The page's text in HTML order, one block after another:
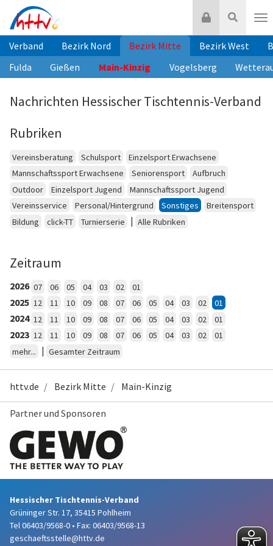
Inhalt
springen
Suche
Login
Verband Bezirk Nord Bezirk Mitte Bezirk West
Fulda
Gießen Main-Kinzig Vogelsberg
Nachrichten Hessischer Tischtennis-Verband
Rubriken
Vereinsberatung Schulsport
Einzelsport Erwachsene
Mannschaftssport Erwachsene
Seniorensport
Aufbruch
Outdoor
Einzelsport Jugend
Mannschaftssport Jugend
Vereinsservice
Personal/Hintergrund Sonstiges
Breitensport
Bildung
click-TT Turnierserie | Alle Rubriken
Zeitraum
2026 07 06 05 04 03 02 01
2025 12 11 10 09 08 07 06 05 04 03 02 01
2024 12 11 10 09 08 07 06 05 04 03 02 01
2023 12 11 10 09 08 07 06 05 04 03 02
01
mehr...
| Gesamter Zeitraum
httv.de Bezirk Mitte Main-Kinzig
Partner und Sponsoren
Hessischer Tischtennis-Verband
Grüninger Str. 17, 35415 Pohlheim
Tel 06403/9568-0 • Fax: 06403/9568-13
geschaeftsstelle@httv.de